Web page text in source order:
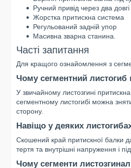
Ручний привід через два
Жорстка притискна система
Регульований задній упор
Масивна зварна станина.
Часті запитання
Для кращого ознайомлення з
Чому сегментний
У звичайному листозгині
сегментному листогибі можна
сторону.
Навіщо у деяких
Скошений край притискної балки
тертя та внутрішні напруження і
Чому сегменти